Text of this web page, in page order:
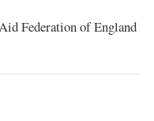
Federation of England